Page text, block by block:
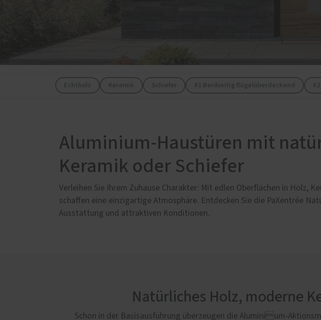
Aluminium-Haustüren mit
Keramik oder Schiefer
Verleihen Sie Ihrem Zuhause Charakter: Mit edlen Oberflächen in Holz,
schaffen eine einzigartige Atmosphäre. Entdecken Sie die PaXentrée
Ausstattung und attraktiven Konditionen.
Natürliches Holz, moderne
Schon in der Basisausführung überzeugen die Aluminium-